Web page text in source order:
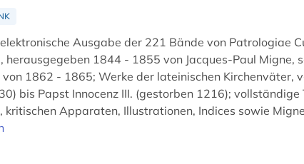
Ausgabe der 221 Bände von Patrologiae
herausgegeben 1844 - 1855 von Jacques-Paul Migne,
1862 - 1865; Werke der lateinischen Kirchenväter,
bis Papst Innocenz III. (gestorben 1216); vollständige
kritischen Apparaten, Illustrationen, Indices sowie